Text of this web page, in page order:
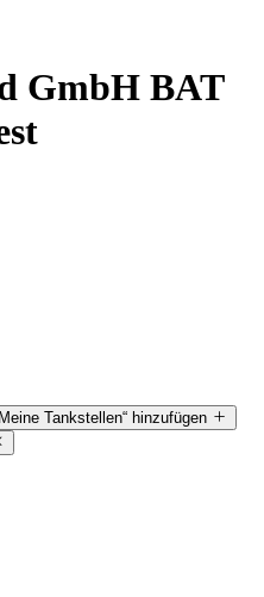
GmbH BAT
Tankstellen“ hinzufügen